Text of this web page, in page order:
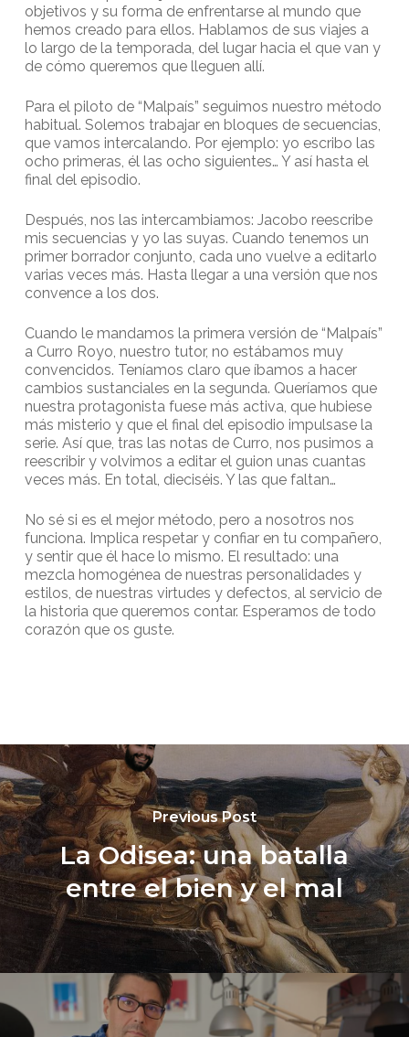
objetivos y su forma de enfrentarse al mundo que
hemos creado para ellos. Hablamos de sus viajes a
lo largo de la temporada, del lugar hacia el que van y
de cómo queremos que lleguen allí.
Para el piloto de “Malpaís” seguimos nuestro método
habitual. Solemos trabajar en bloques de secuencias,
que vamos intercalando. Por ejemplo: yo escribo las
ocho primeras, él las ocho siguientes… Y así hasta el
final del episodio.
Después, nos las intercambiamos: Jacobo reescribe
mis secuencias y yo las suyas. Cuando tenemos un
primer borrador conjunto, cada uno vuelve a editarlo
varias veces más. Hasta llegar a una versión que nos
convence a los dos.
Cuando le mandamos la primera versión de “Malpaís”
a Curro Royo, nuestro tutor, no estábamos muy
convencidos. Teníamos claro que íbamos a hacer
cambios sustanciales en la segunda. Queríamos que
nuestra protagonista fuese más activa, que hubiese
más misterio y que el final del episodio impulsase la
serie. Así que, tras las notas de Curro, nos pusimos a
reescribir y volvimos a editar el guion unas cuantas
veces más. En total, dieciséis. Y las que faltan…
No sé si es el mejor método, pero a nosotros nos
funciona. Implica respetar y confiar en tu compañero,
y sentir que él hace lo mismo. El resultado: una
mezcla homogénea de nuestras personalidades y
estilos, de nuestras virtudes y defectos, al servicio de
la historia que queremos contar. Esperamos de todo
corazón que os guste.
Previous Post
La Odisea: una batalla
entre el bien y el mal